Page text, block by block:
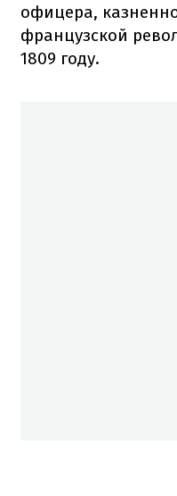
офицера,
французской
1809 году.